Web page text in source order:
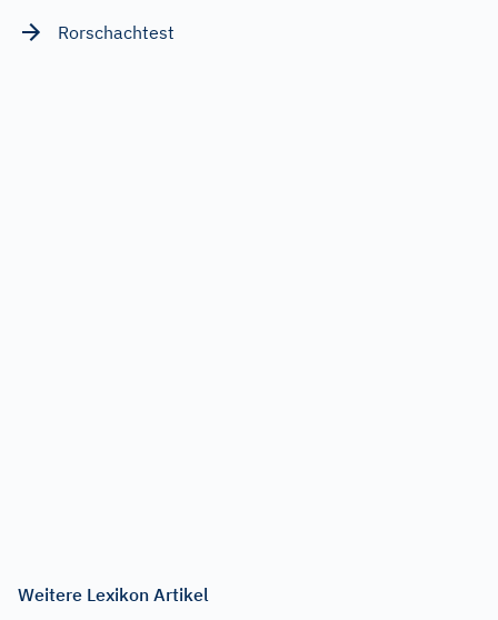
Rorschachtest
Weitere Lexikon Artikel